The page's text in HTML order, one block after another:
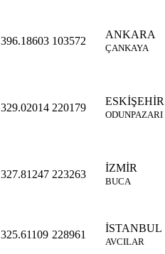
396.18603 103572
ANKARA
ÇANKAYA
329.02014 220179
ESKİŞEHİR
ODUNPAZARI
327.81247 223263
İZMİR
BUCA
325.61109 228961
İSTANBUL
AVCILAR